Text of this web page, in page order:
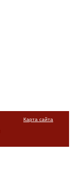
Карта сайта